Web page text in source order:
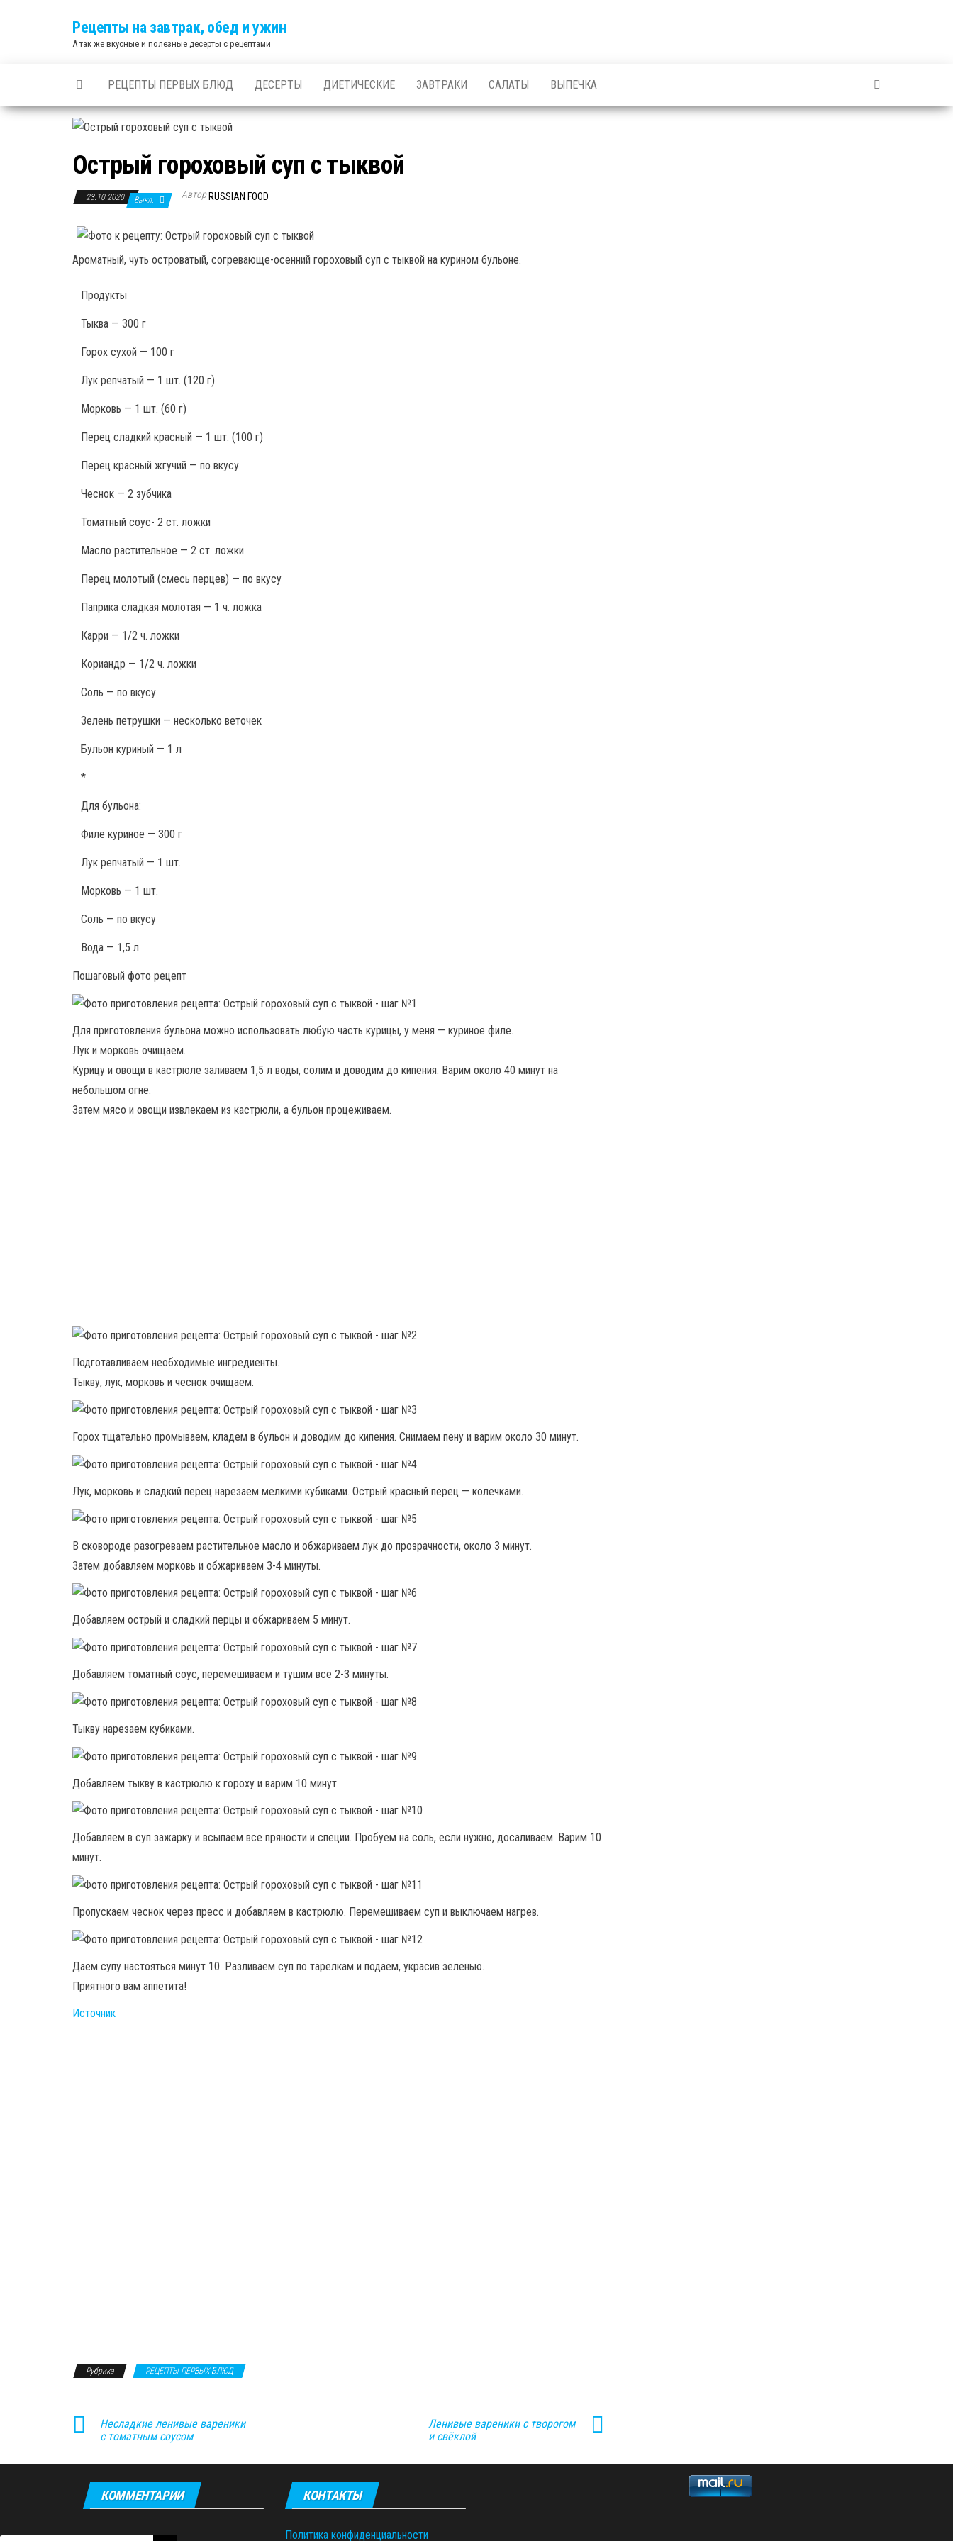
Рецепты на завтрак, обед и ужин
А так же вкусные и полезные десерты с рецептами
РЕЦЕПТЫ ПЕРВЫХ БЛЮД ДЕСЕРТЫ ДИЕТИЧЕСКИЕ ЗАВТРАКИ САЛАТЫ ВЫПЕЧКА
Острый гороховый суп с тыквой
23.10.2020 Выкл. Автор RUSSIAN FOOD
Ароматный, чуть островатый, согревающе-осенний гороховый суп с тыквой на курином бульоне.
Продукты
Тыква — 300 г
Горох сухой — 100 г
Лук репчатый — 1 шт. (120 г)
Морковь — 1 шт. (60 г)
Перец сладкий красный — 1 шт. (100 г)
Перец красный жгучий — по вкусу
Чеснок — 2 зубчика
Томатный соус- 2 ст. ложки
Масло растительное — 2 ст. ложки
Перец молотый (смесь перцев) — по вкусу
Паприка сладкая молотая — 1 ч. ложка
Карри — 1/2 ч. ложки
Кориандр — 1/2 ч. ложки
Соль — по вкусу
Зелень петрушки — несколько веточек
Бульон куриный — 1 л
*
Для бульона:
Филе куриное — 300 г
Лук репчатый — 1 шт.
Морковь — 1 шт.
Соль — по вкусу
Вода — 1,5 л
Пошаговый фото рецепт
Для приготовления бульона можно использовать любую часть курицы, у меня — куриное филе.
Лук и морковь очищаем.
Курицу и овощи в кастрюле заливаем 1,5 л воды, солим и доводим до кипения. Варим около 40 минут на
небольшом огне.
Затем мясо и овощи извлекаем из кастрюли, а бульон процеживаем.
Подготавливаем необходимые ингредиенты.
Тыкву, лук, морковь и чеснок очищаем.
Горох тщательно промываем, кладем в бульон и доводим до кипения. Снимаем пену и варим около 30 минут.
Лук, морковь и сладкий перец нарезаем мелкими кубиками. Острый красный перец — колечками.
В сковороде разогреваем растительное масло и обжариваем лук до прозрачности, около 3 минут.
Затем добавляем морковь и обжариваем 3-4 минуты.
Добавляем острый и сладкий перцы и обжариваем 5 минут.
Добавляем томатный соус, перемешиваем и тушим все 2-3 минуты.
Тыкву нарезаем кубиками.
Добавляем тыкву в кастрюлю к гороху и варим 10 минут.
Добавляем в суп зажарку и всыпаем все пряности и специи. Пробуем на соль, если нужно, досаливаем. Варим 10
минут.
Пропускаем чеснок через пресс и добавляем в кастрюлю. Перемешиваем суп и выключаем нагрев.
Даем супу настояться минут 10. Разливаем суп по тарелкам и подаем, украсив зеленью.
Приятного вам аппетита!
Источник
Рубрика РЕЦЕПТЫ ПЕРВЫХ БЛЮД
Несладкие ленивые вареники
с томатным соусом
Ленивые вареники с творогом
и свёклой
КОММЕНТАРИИ КОНТАКТЫ
Политика конфиденциальности